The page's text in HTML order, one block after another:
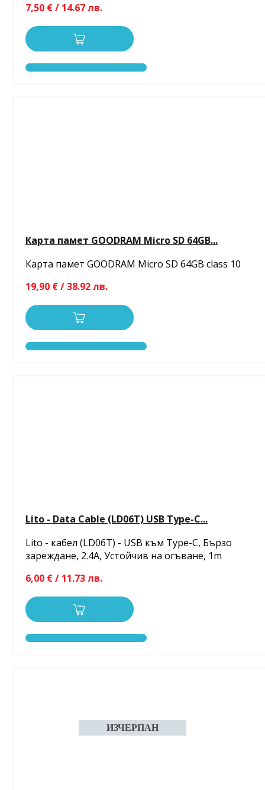
7,50 € / 14.67 лв.
Карта памет GOODRAM Micro SD 64GB...
Карта памет GOODRAM Micro SD 64GB class 10
19,90 € / 38.92 лв.
Lito - Data Cable (LD06T) USB Type-C...
Lito - кабел (LD06T) - USB към Type-C, Бързо
зареждане, 2.4A, Устойчив на огъване, 1m
6,00 € / 11.73 лв.